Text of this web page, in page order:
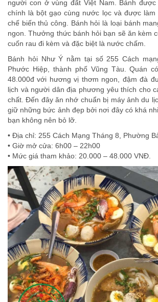
người con ở vùng đất Việt Nam. Bánh
chính là bột gạo cùng nước lọc và được làm
chế biến thủ công. Bánh hỏi là loại bánh
ngon. Thưởng thức bánh hỏi bạn sẽ ăn kèm
cuốn rau đi kèm và đặc biệt là nước chấm.
Bánh hỏi Như Ý nằm tại số 255 Cách
Phước Hiệp, thành phố Vũng Tàu. Quán
48.000đ với hương vị thơm ngon, đậm đà
lịch và người dân địa phương yêu thích cho
chất. Đến đây ăn nhớ chuẩn bị máy ảnh du
giữ những bức ảnh đẹp bởi nơi đây có khá
bạn không nên bỏ lỡ.
• Địa chỉ: 255 Cách Mạng Tháng 8, Phường
• Giờ mở cửa: 6h00 – 22h00
• Mức giá tham khảo: 20.000 – 48.000 VNĐ.